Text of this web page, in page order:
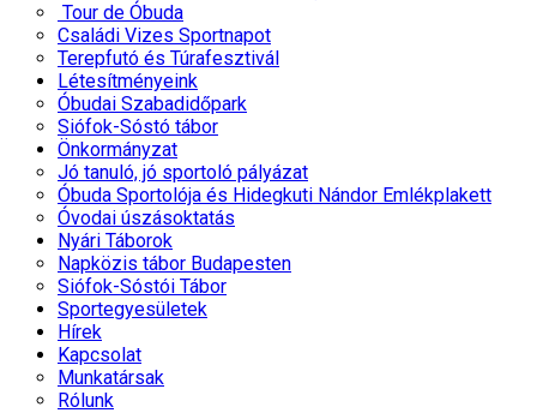
Tour de Óbuda
Családi Vizes Sportnapot
Terepfutó és Túrafesztivál
Létesítményeink
Óbudai Szabadidőpark
Siófok-Sóstó tábor
Önkormányzat
Jó tanuló, jó sportoló pályázat
Óbuda Sportolója és Hidegkuti Nándor Emlékplakett
Óvodai úszásoktatás
Nyári Táborok
Napközis tábor Budapesten
Siófok-Sóstói Tábor
Sportegyesületek
Hírek
Kapcsolat
Munkatársak
Rólunk